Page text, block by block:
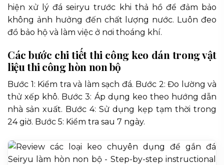
hiện xử lý đá seiryu trước khi thả hồ để đảm bảo
không ảnh hưởng đến chất lượng nước. Luôn đeo
đồ bảo hộ và làm việc ở nơi thoáng khí.
Các bước chi tiết thi công keo dán trong vật
liệu thi công hòn non bộ
Bước 1: Kiểm tra và làm sạch đá. Bước 2: Đo lường và
thử xếp khô. Bước 3: Áp dụng keo theo hướng dẫn
nhà sản xuất. Bước 4: Sử dụng kẹp tạm thời trong
24 giờ. Bước 5: Kiểm tra sau 7 ngày.